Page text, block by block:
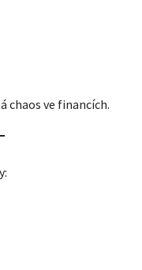
chaos ve financích.